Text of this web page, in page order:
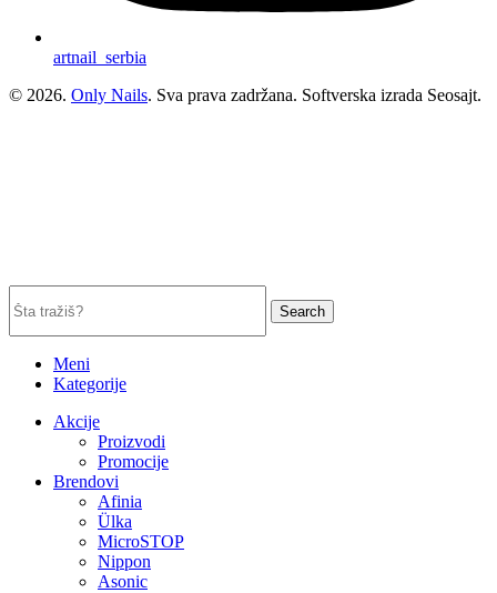
artnail_serbia
© 2026. Only Nails. Sva prava zadržana. Softverska izrada Seosajt.
Search
Meni
Kategorije
Akcije
Proizvodi
Promocije
Brendovi
Afinia
Ülka
MicroSTOP
Nippon
Asonic